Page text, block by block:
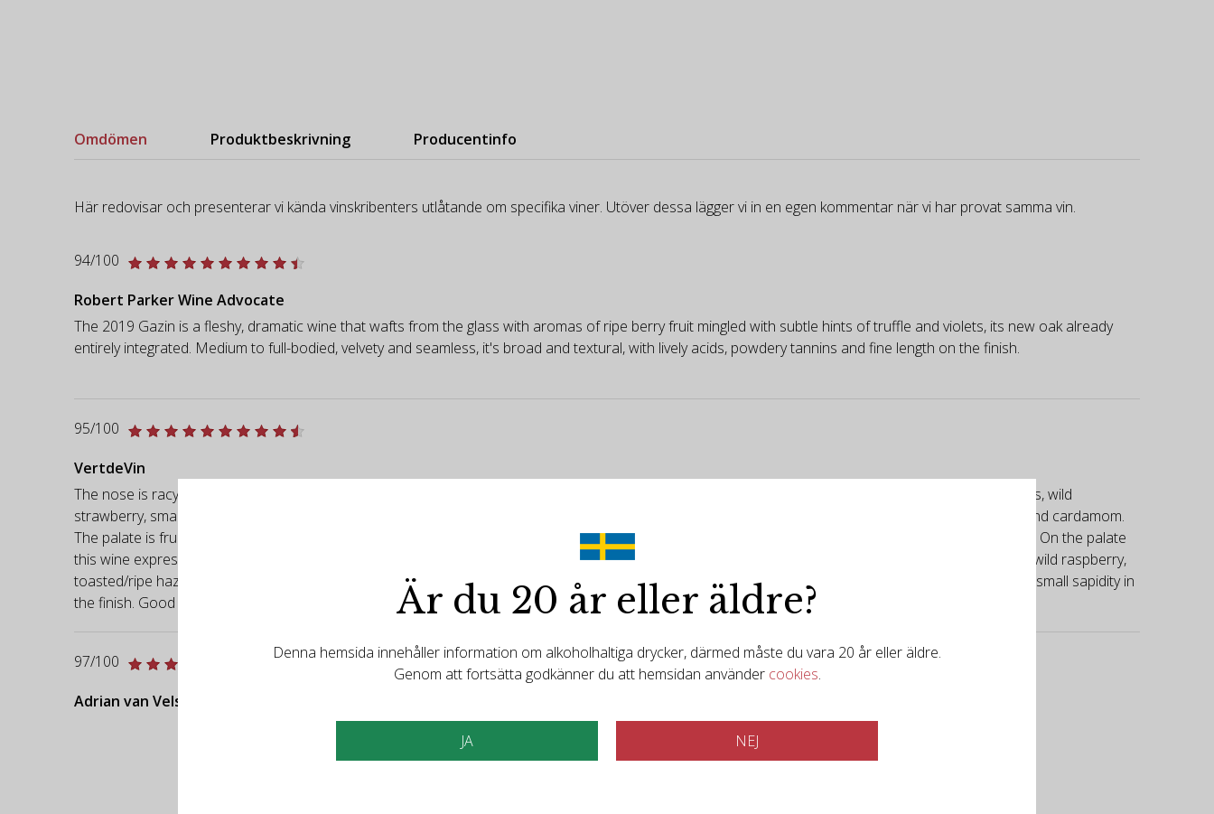
Omdömen Produktbeskrivning Producentinfo
Här redovisar och presenterar vi kända vinskribenters utlåtande om specifika viner. Utöver dessa lägger vi in en egen kommentar när vi har provat samma vin.
94/100
Robert Parker Wine Advocate
The 2019 Gazin is a fleshy, dramatic wine that wafts from the glass with aromas of ripe berry fruit mingled with subtle hints of truffle and violets, its new oak already
entirely integrated. Medium to full-bodied, velvety and seamless, it's broad and textural, with lively acids, powdery tannins and fine length on the finish.
95/100
VertdeVin
The nose is racy and offers elegance, power, delicacy as well as richness (in finesse), a beautiful finesse and intensity. It reveals notes of ripe wild cassis, wild
strawberry, small notes of small wild black fruits associated with touches of small blue fruits, cuben/black pepper as well as hints of violet, cornflower and cardamom.
The palate is fruity, mineral, well-balanced and offers a fine acidulous frame, a beautiful definition, precision, a beautiful finesse of the grain and tension. On the palate
this wine expresses notes of fleshy/juicy blackberry, crushed small black fruits, small notes of juicy/pulpy blueberry associated with touches of crushed wild raspberry,
toasted/ripe hazelnut, cardamom, lilac, cornflower as well as discreet hints of nutmeg, camphor and spices. Tannins are fine, elegant and structuring. A small sapidity in
the finish. Good length.
97/100
Adrian van Velsen - vvWine.ch
Är du 20 år eller äldre?
Denna hemsida innehåller information om alkoholhaltiga drycker, därmed måste du vara 20 år eller äldre.
Genom att fortsätta godkänner du att hemsidan använder cookies.
JA NEJ